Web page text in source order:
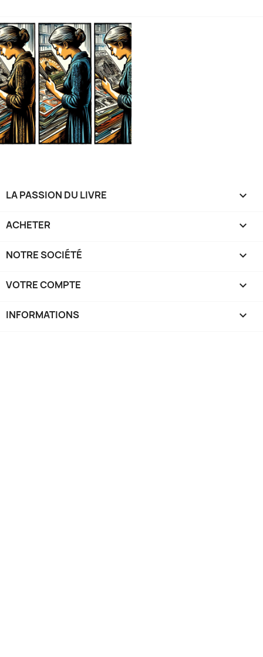
LA PASSION DU LIVRE 
ACHETER 
NOTRE SOCIÉTÉ 
VOTRE COMPTE 
INFORMATIONS keyboard_arrow_down